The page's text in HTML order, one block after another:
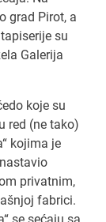
grad Pirot, a
su
Galerija
koje su
red (ne tako)
kojima je
privatnim,
fabrici.